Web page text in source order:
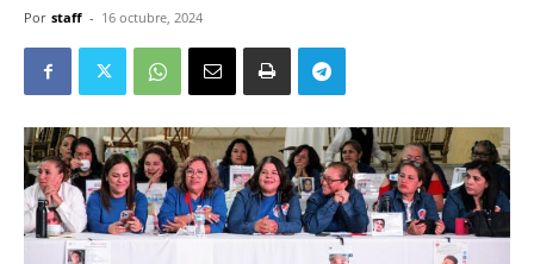
Por staff - 16 octubre, 2024